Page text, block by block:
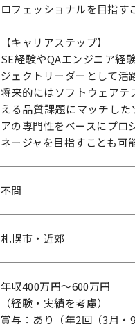
ロフェッショナルを目指す
【キャリアステップ】
SE経験やQAエンジニア経
ジェクトリーダーとして活
将来的にはソフトウェア
える品質課題にマッチし
アの専門性をベースにプロ
ネージャを目指すことも可
不問
札幌市・近郊
年収400万円～600万円
（経験・実績を考慮）
賞与：あり（年2回（3月・9